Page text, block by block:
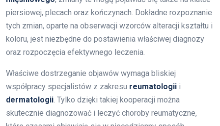
piersiowej, plecach oraz kończynach. Dokładne rozpoznanie
tych zmian, oparte na obserwacji wzorców alteracji kształtu i
koloru, jest niezbędne do postawienia właściwej diagnozy
oraz rozpoczęcia efektywnego leczenia.
Właściwe dostrzeganie objawów wymaga bliskiej
współpracy specjalistów z zakresu reumatologii i
dermatologii. Tylko dzięki takiej kooperacji można
skutecznie diagnozować i leczyć choroby reumatyczne,